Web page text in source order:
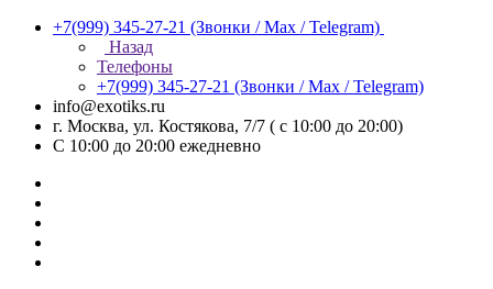
+7(999) 345-27-21 (Звонки / Max / Telegram)
Назад
Телефоны
+7(999) 345-27-21 (Звонки / Max / Telegram)
info@exotiks.ru
г. Москва, ул. Костякова, 7/7 ( с 10:00 до 20:00)
С 10:00 до 20:00 ежедневно